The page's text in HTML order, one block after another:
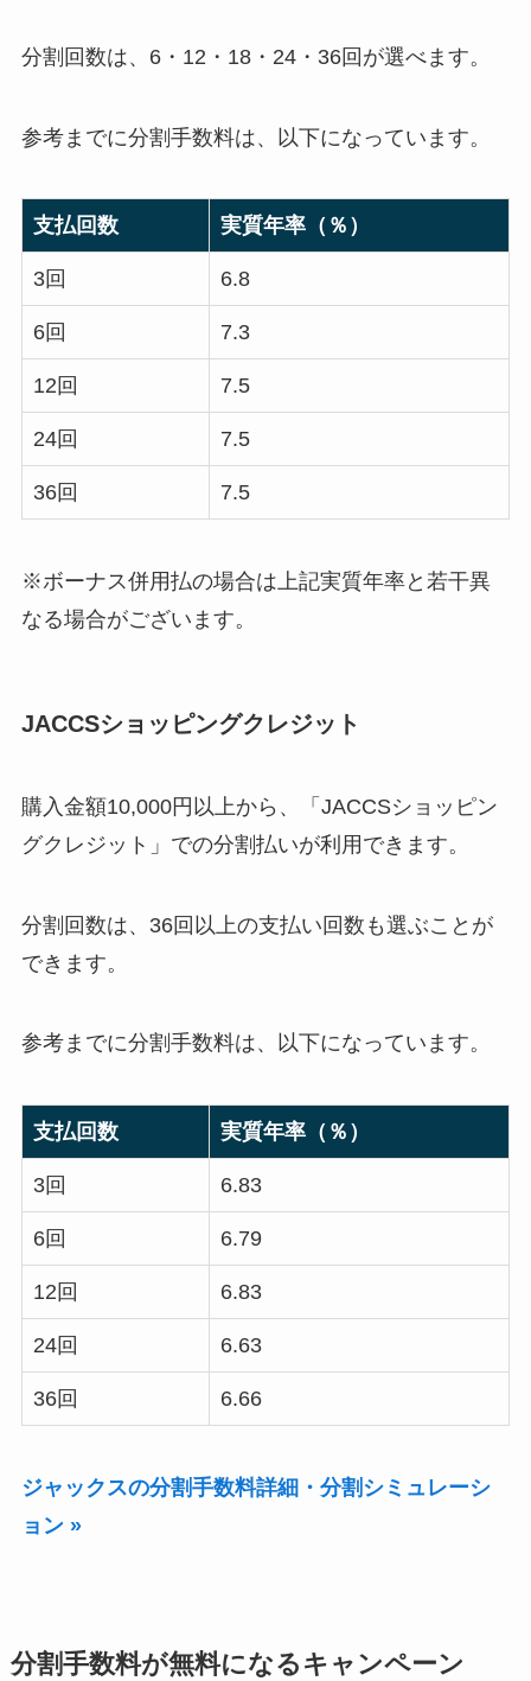
分割回数は、6・12・18・24・36回が選べます。
参考までに分割手数料は、以下になっています。
支払回数 実質年率（％）
3回 6.8
6回 7.3
12回 7.5
24回 7.5
36回 7.5
※ボーナス併用払の場合は上記実質年率と若干異
なる場合がございます。
JACCSショッピングクレジット
購入金額10,000円以上から、「JACCSショッピン
グクレジット」での分割払いが利用できます。
分割回数は、36回以上の支払い回数も選ぶことが
できます。
参考までに分割手数料は、以下になっています。
支払回数 実質年率（％）
3回 6.83
6回 6.79
12回 6.83
24回 6.63
36回 6.66
ジャックスの分割手数料詳細・分割シミュレーシ
ョン »
分割手数料が無料になるキャンペーン